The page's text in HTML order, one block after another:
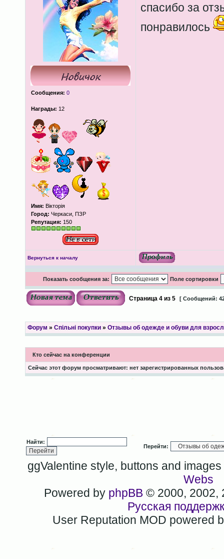
Сообщения: 0
Награды: 12
Имя: Вікторія
Город: Черкаси, ПЗР
Репутация: 150
спасибо за
понравилось
Вернуться к началу
Показать сообщения за: Поле сортировки
Страница 4из 5 [ Сообщений:
Форум » Спільні покупки» Отзывы об одежде и обуви для
Кто сейчас на конференции
Сейчас этот форум просматривают: нет зарегистрированных
Найти:
Перейти:
ggValentine style, buttons and
Webs
Powered by phpBB © 2000, 2002,
Русская
User Reputation MOD powered